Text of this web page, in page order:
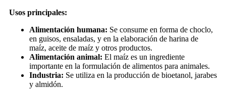
Usos principales:
Alimentación humana: Se consume en forma de choclo,
en guisos, ensaladas, y en la elaboración de harina de
maíz, aceite de maíz y otros productos.
Alimentación animal: El maíz es un ingrediente
importante en la formulación de alimentos para animales.
Industria: Se utiliza en la producción de bioetanol, jarabes
y almidón.